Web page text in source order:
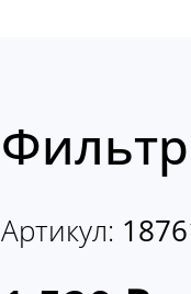
Артикул: